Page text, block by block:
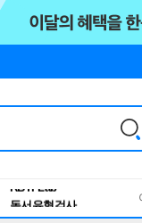
독서유형검사
RBTI Lab